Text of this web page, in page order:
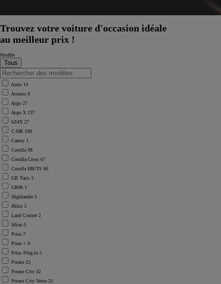
Trouvez votre voiture d'occasion idéale
au meilleur prix !
Modèle
Auris 14
Avensis 0
Aygo 27
Aygo X 137
bZ4X 27
C-HR 198
Camry 1
Corolla 98
Corolla Cross 67
Corolla HB/TS 66
GR Yaris 3
GR86 1
Highlander5
Hilux 5
Land Cruiser2
Mirai 0
Prius 7
Prius + 0
Prius Plug-in 5
Proace 23
Proace City 32
Proace City Verso 21